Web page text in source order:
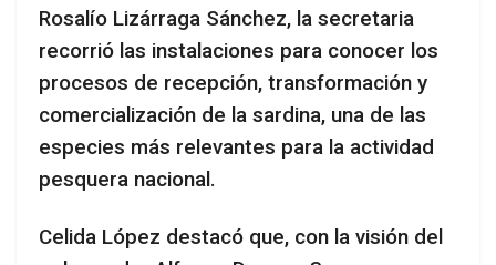
Rosalío Lizárraga Sánchez, la secretaria
recorrió las instalaciones para conocer los
procesos de recepción, transformación y
comercialización de la sardina, una de las
especies más relevantes para la actividad
pesquera nacional.
Celida López destacó que, con la visión del